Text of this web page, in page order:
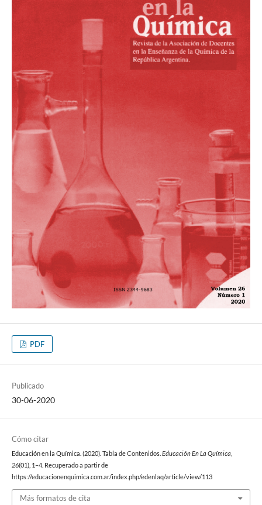
PDF
Publicado
30-06-2020
Cómo citar
Educación en la Química. (2020). Tabla de Contenidos. Educación En La Química
26(01), 1–4. Recuperado a partir de
https://educacionenquimica.com.ar/index.php/edenlaq/article/view/113
Más formatos de cita